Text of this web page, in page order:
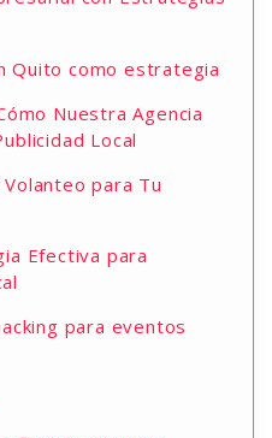
Quito como estrategia
Nuestra Agencia
Local
para Tu
Efectiva para
para eventos